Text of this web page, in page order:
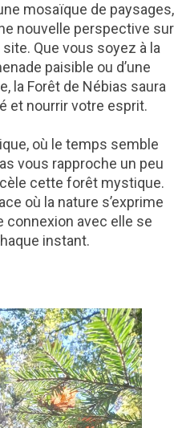
mosaïque de paysages,
nouvelle perspective sur
Que vous soyez à la
paisible ou d’une
la Forêt de Nébias saura
et nourrir votre esprit.
où le temps semble
vous rapproche un peu
cette forêt mystique.
où la nature s’exprime
connexion avec elle se
instant.